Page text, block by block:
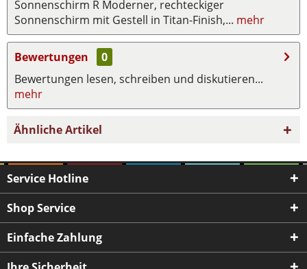
Sonnenschirm R Moderner, rechteckiger
Sonnenschirm mit Gestell in Titan-Finish,... mehr
Bewertungen
0
Bewertungen lesen, schreiben und diskutieren...
mehr
Ähnliche Artikel
Service Hotline
Shop Service
Einfache Zahlung